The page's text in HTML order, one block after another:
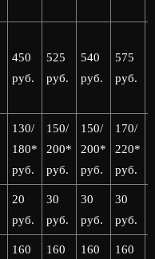
450
руб.
525
руб.
540
руб.
575
руб.
130/
180*
руб.
150/
200*
руб.
150/
200*
руб.
170/
220*
руб.
20
руб.
30
руб.
30
руб.
30
руб.
160
160
160
160